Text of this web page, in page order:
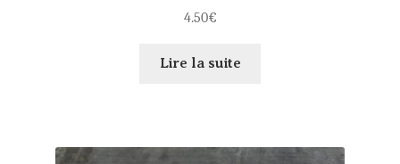
4.50€
Lire la suite